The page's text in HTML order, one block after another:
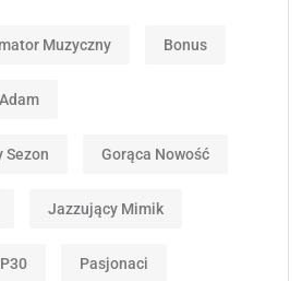
Muzyczny Bonus
Sezon Gorąca Nowość
Jazzujący Mimik
Pasjonaci